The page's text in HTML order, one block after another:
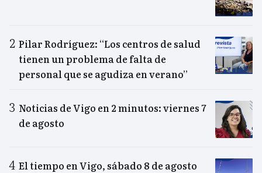
Pilar Rodríguez: “Los centros de salud
tienen un problema de falta de
personal que se agudiza en verano”
Noticias de Vigo en 2 minutos: viernes 7
de agosto
El tiempo en Vigo, sábado 8 de agosto